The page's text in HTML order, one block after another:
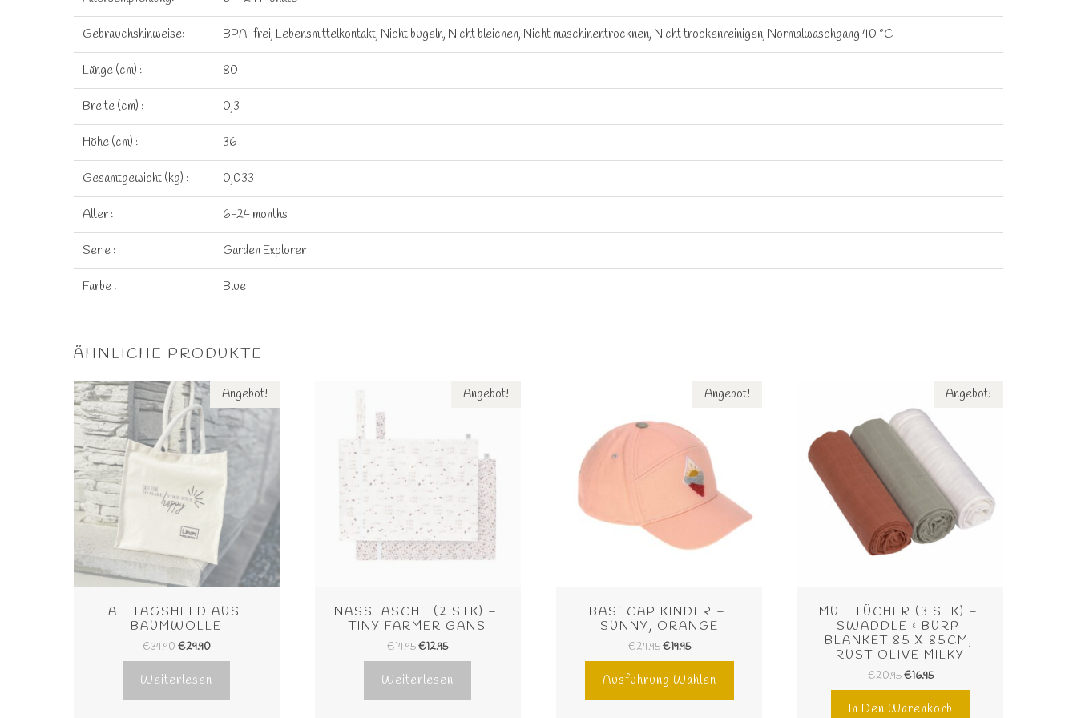
Gebrauchshinweise: BPA-frei, Lebensmittelkontakt, Nicht bügeln, Nicht bleichen, Nicht maschinentrocknen, Nicht trockenreinigen, Normalwaschgang 40 °C
Länge (cm) : 80
Breite (cm) : 0,3
Höhe (cm) : 36
Gesamtgewicht (kg) : 0,033
Alter : 6-24 months
Serie : Garden Explorer
Farbe : Blue
ÄHNLICHE PRODUKTE
Angebot!
ALLTAGSHELD AUS
BAUMWOLLE
€34.90€29.90
Weiterlesen
Angebot!
NASSTASCHE (2 STK) –
TINY FARMER GANS
€14.95€12.95
Weiterlesen
Angebot!
BASECAP KINDER –
SUNNY, ORANGE
€24.95 €19.95
Ausführung Wählen
Angebot!
MULLTÜCHER (3 STK) –
SWADDLE & BURP
BLANKET 85 X 85CM,
RUST OLIVE MILKY
€20.95 €16.95
In Den Warenkorb